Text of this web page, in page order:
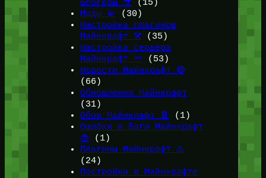
Блогеры 🎥
(15)
Моды 💫
(30)
Настройка плагинов
Майнкрафт ⚒️(35)
Настройка сервера
Майнкрафт 🔦 (53)
Новости Майнкрафт 🔴
(66)
Обновления Майнкрафт
(31)
Обои Майнкрафт 📔
(1)
Ошибки и Баги Майнкрафт
🐞(1)
Плагины Майнкрафт ♨️
(24)
Постройки в Майнкрафте